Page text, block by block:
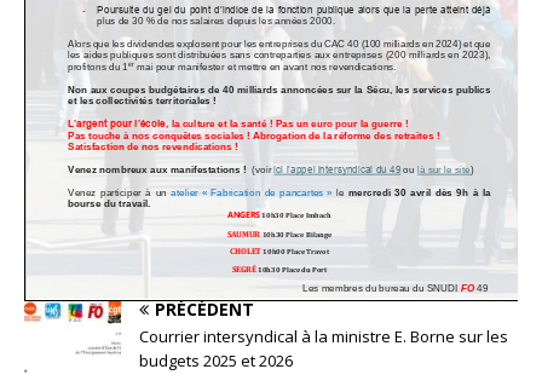
PRÉCÉDENT
Courrier intersyndical à la ministre E. Borne sur les
budgets 2025 et 2026